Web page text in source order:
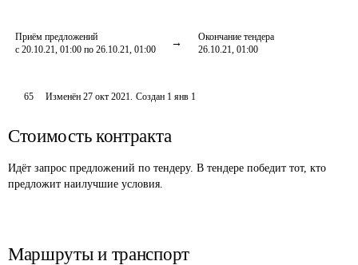
Приём предложений
с 20.10.21, 01:00 по 26.10.21, 01:00
Окончание тендера
26.10.21, 01:00
65 Изменён27 окт 2021. Создан 1 янв 1
Стоимость контракта
Идёт запрос предложений по тендеру. В тендере победит тот, кто
предложит наилучшие условия.
Маршруты и транспорт